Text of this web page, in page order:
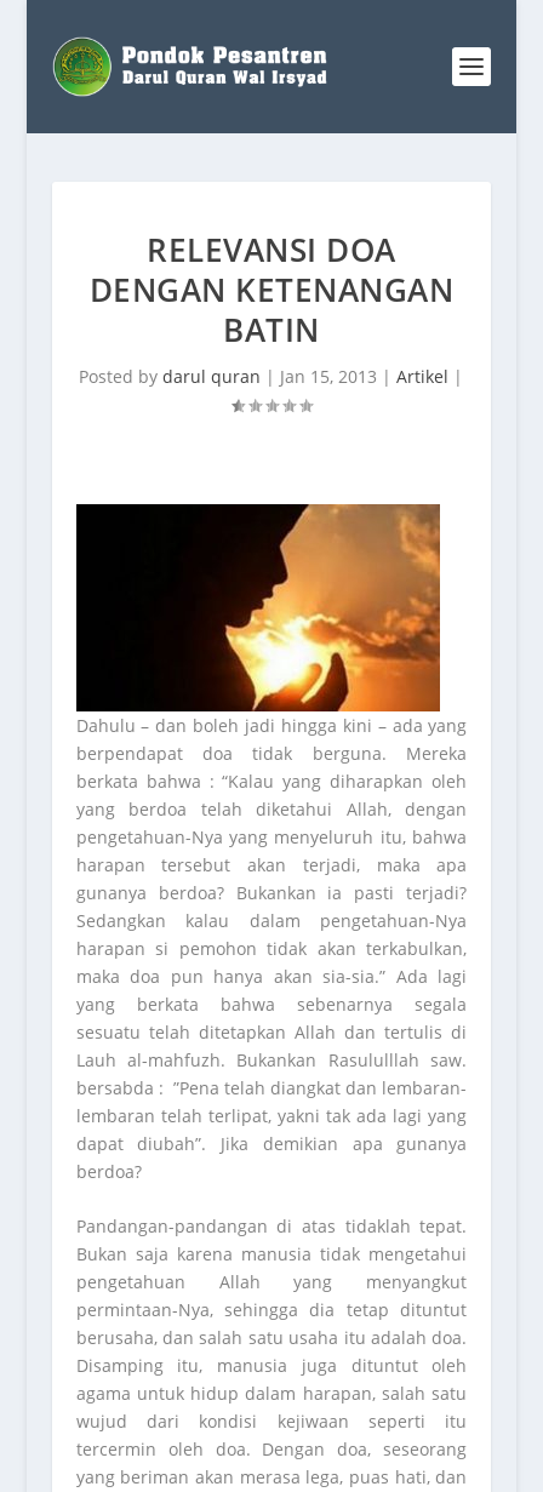
RELEVANSI DOA
DENGAN KETENANGAN
BATIN
Posted bydarul quran | Jan 15, 2013 |Artikel |
Dahulu – dan boleh jadi hingga kini – ada yang
berpendapat doa tidak berguna. Mereka
berkata bahwa : “Kalau yang diharapkan oleh
yang berdoa telah diketahui Allah, dengan
pengetahuan-Nya yang menyeluruh itu, bahwa
harapan tersebut akan terjadi, maka apa
gunanya berdoa? Bukankan ia pasti terjadi?
Sedangkan kalau dalam pengetahuan-Nya
harapan si pemohon tidak akan terkabulkan,
maka doa pun hanya akan sia-sia.” Ada lagi
yang berkata bahwa sebenarnya segala
sesuatu telah ditetapkan Allah dan tertulis di
Lauh al-mahfuzh. Bukankan Rasululllah saw.
bersabda : ”Pena telah diangkat dan lembaran-
lembaran telah terlipat, yakni tak ada lagi yang
dapat diubah”. Jika demikian apa gunanya
berdoa?
Pandangan-pandangan di atas tidaklah tepat.
Bukan saja karena manusia tidak mengetahui
pengetahuan Allah yang menyangkut
permintaan-Nya, sehingga dia tetap dituntut
berusaha, dan salah satu usaha itu adalah doa.
Disamping itu, manusia juga dituntut oleh
agama untuk hidup dalam harapan, salah satu
wujud dari kondisi kejiwaan seperti itu
tercermin oleh doa. Dengan doa, seseorang
yang beriman akan merasa lega, puas hati, dan